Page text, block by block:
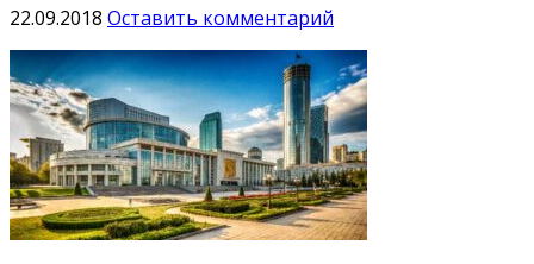
22.09.2018 Оставить комментарий